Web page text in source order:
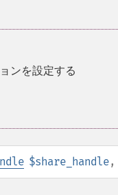
ンを設定する
$share_handle,